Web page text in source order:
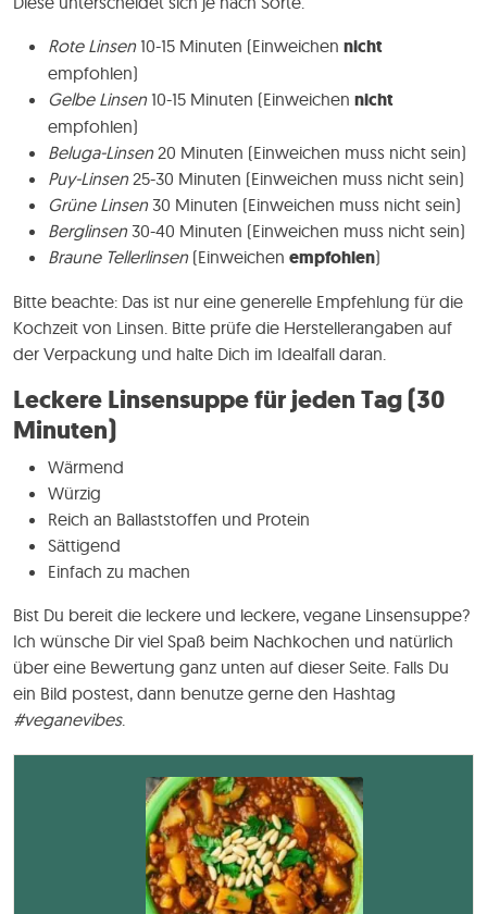
Rote Linsen10-15 Minuten (Einweichen nicht
empfohlen)
Gelbe Linsen10-15 Minuten (Einweichen nicht
empfohlen)
Beluga-Linsen20 Minuten (Einweichen muss nicht sein)
Puy-Linsen25-30 Minuten (Einweichen muss nicht sein)
Grüne Linsen30 Minuten (Einweichen muss nicht sein)
Berglinsen30-40 Minuten (Einweichen muss nicht sein)
Braune Tellerlinsen(Einweichen empfohlen)
Bitte beachte: Das ist nur eine generelle Empfehlung für die
Kochzeit von Linsen. Bitte prüfe die Herstellerangaben auf
der Verpackung und halte Dich im Idealfall daran.
Leckere Linsensuppe für jeden Tag (30
Minuten)
Wärmend
Würzig
Reich an Ballaststoffen und Protein
Sättigend
Einfach zu machen
Bist Du bereit die leckere und leckere, vegane Linsensuppe?
Ich wünsche Dir viel Spaß beim Nachkochen und natürlich
über eine Bewertung ganz unten auf dieser Seite. Falls Du
ein Bild postest, dann benutze gerne den Hashtag
#veganevibes.